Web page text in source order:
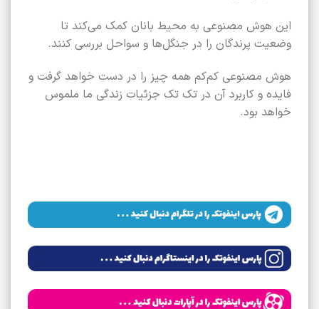
این هوش مصنوعی به محیط بانان کمک می‌کند تا
وضعیت پرندگان را در جنگل‌ها و سواحل بررسی کنند.
هوش مصنوعی کم‌کم همه چیز را در دست خواهد گرفت و
فایده و کاربرد آن در تک تک جزئیات زندگی ما ملموس
خواهد بود.